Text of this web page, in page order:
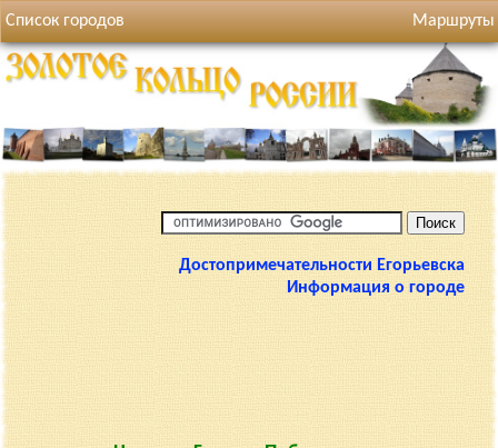
Список городов Маршруты
Достопримечательности Егорьевска
Информация о городе